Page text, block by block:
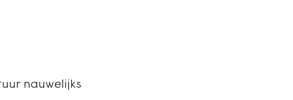
nauwelijks